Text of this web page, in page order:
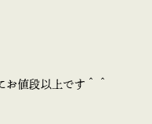
お値段以上です＾＾